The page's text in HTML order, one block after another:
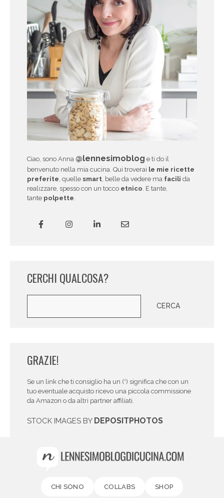
Ciao, sono Anna @lennesimoblog e ti do il
benvenuto nella mia cucina. Qui troverai le mie ricette
preferite, quelle smart, belle da vedere ma facili da
realizzare, spesso con un tocco etnico. E tante,
tante polpette.
CERCHI QUALCOSA?
CERCA
GRAZIE!
Se un link che ti consiglio ha un (*) significa che con un
tuo eventuale acquisto ricevo una piccola commissione
da Amazon o da altri partner affiliati.
STOCK IMAGES BY DEPOSITPHOTOS
CHI SONO COLLABS SHOP